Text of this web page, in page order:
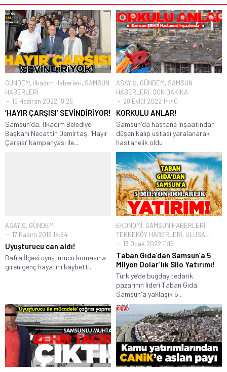
GÜNDEM, İlkadım Haberleri, SAMSUN
HABERLERİ
15 Haziran 2022 18:26
‘HAYIR ÇARŞISI’ SEVİNDİRİYOR!
Samsun'da, İlkadım Belediye
Başkanı Necattin Demirtaş, ‘Hayır
Çarşısı’ kampanyası ile...
ASAYİŞ, GÜNDEM, SAMSUN
HABERLERİ, SON DAKİKA
28 Eylül 2022 14:40
KORKULU ANLAR!
Samsun'da hastane inşaatından
düşen kalıp ustası yaralanarak
hastanelik oldu
ASAYİŞ, GÜNDEM
17 Kasım 2016 14:54
Uyuşturucu can aldı!
Bafra İlçesi uyuşturucu komasına
giren genç hayatını kaybetti.
EKONOMİ, SAMSUN HABERLERİ,
TEKKEKÖY HABERLERİ, ULUSAL
13 Ocak 2022 11:15
Taban Gıda’dan Samsun’a 5
Milyon Dolar’lık Silo Yatırımı!
Türkiye’de buğday tedarik
pazarının lideri Taban Gıda,
Samsun'a yaklaşık 5...